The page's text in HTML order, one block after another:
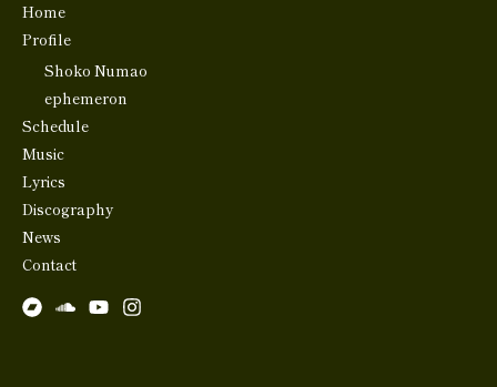
Home
Profile
Shoko Numao
ephemeron
Schedule
Music
Lyrics
Discography
News
Contact